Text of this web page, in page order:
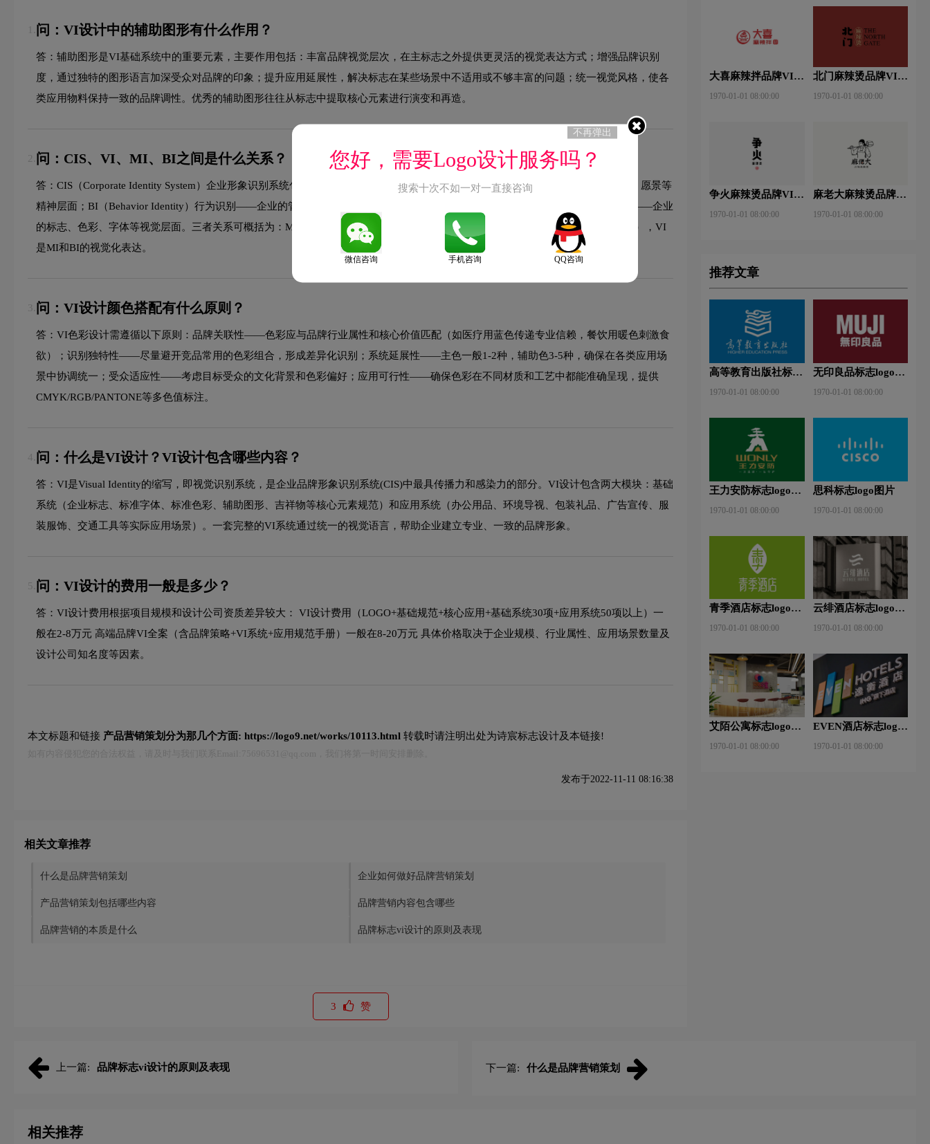
问：VI设计中的辅助图形有什么作用？
答：辅助图形是VI基础系统中的重要元素，主要作用包括：丰富品牌视觉层次，在主标志之外提供更灵活的视觉表达方式；增强品牌识别
度，通过独特的图形语言加深受众对品牌的印象；提升应用延展性，解决标志在某些场景中不适用或不够丰富的问题；统一视觉风格，使各
类应用物料保持一致的品牌调性。优秀的辅助图形往往从标志中提取核心元素进行演变和再造。
2. 问：CIS、VI、MI、BI之间是什么关系？
答：CIS（Corporate Identity System）企业形象识别系统包含三个层次：MI（Mind Identity）理念识别——企业的核心价值观、使命、愿景等
精神层面；BI（Behavior Identity）行为识别——企业的管理规范、员工行为、对外活动等行为层面；VI（Visual Identity）视觉识别——企业
的标志、色彩、字体等视觉层面。三者关系可概括为：MI是企业的"心"（灵魂），BI是企业的"手"（行动），VI是企业的"脸"（形象），VI
是MI和BI的视觉化表达。
3. 问：VI设计颜色搭配有什么原则？
答：VI色彩设计需遵循以下原则：品牌关联性——色彩应与品牌行业属性和核心价值匹配（如医疗用蓝色传递专业信赖，餐饮用暖色刺激食
欲）；识别独特性——尽量避开竞品常用的色彩组合，形成差异化识别；系统延展性——主色一般1-2种，辅助色3-5种，确保在各类应用场
景中协调统一；受众适应性——考虑目标受众的文化背景和色彩偏好；应用可行性——确保色彩在不同材质和工艺中都能准确呈现，提供
CMYK/RGB/PANTONE等多色值标注。
4. 问：什么是VI设计？VI设计包含哪些内容？
答：VI是Visual Identity的缩写，即视觉识别系统，是企业品牌形象识别系统(CIS)中最具传播力和感染力的部分。VI设计包含两大模块：基础
系统（企业标志、标准字体、标准色彩、辅助图形、吉祥物等核心元素规范）和应用系统（办公用品、环境导视、包装礼品、广告宣传、服
装服饰、交通工具等实际应用场景）。一套完整的VI系统通过统一的视觉语言，帮助企业建立专业、一致的品牌形象。
5. 问：VI设计的费用一般是多少？
答：VI设计费用根据项目规模和设计公司资质差异较大： VI设计费用（LOGO+基础规范+核心应用+基础系统30项+应用系统50项以上）一
般在2-8万元 高端品牌VI全案（含品牌策略+VI系统+应用规范手册）一般在8-20万元 具体价格取决于企业规模、行业属性、应用场景数量及
设计公司知名度等因素。
本文标题和链接 产品营销策划分为那几个方面: https://logo9.net/works/10113.html 转载时请注明出处为诗宸标志设计及本链接!
发布于2022-11-11 08:16:38
相关文章推荐
什么是品牌营销策划 企业如何做好品牌营销策划
产品营销策划包括哪些内容 品牌营销内容包含哪些
品牌营销的本质是什么 品牌标志vi设计的原则及表现
3 赞
大喜麻辣拌品牌VI设
1970-01-01 08:00:00
北门麻辣烫品牌VI设
1970-01-01 08:00:00
争火麻辣烫品牌VI设
1970-01-01 08:00:00
麻老大麻辣烫品牌VI
1970-01-01 08:00:00
推荐文章
高等教育出版社标志
1970-01-01 08:00:00
无印良品标志logo图
1970-01-01 08:00:00
王力安防标志logo图
1970-01-01 08:00:00
思科标志logo图片
1970-01-01 08:00:00
青季酒店标志logo图
1970-01-01 08:00:00
云绯酒店标志logo图
1970-01-01 08:00:00
艾陌公寓标志logo图
1970-01-01 08:00:00
EVEN酒店标志logo
1970-01-01 08:00:00
上一篇: 品牌标志vi设计的原则及表现 下一篇: 什么是品牌营销策划
相关推荐
不再弹出
您好，需要Logo设计服务吗？
搜索十次不如一对一直接咨询
微信咨询 手机咨询 QQ咨询